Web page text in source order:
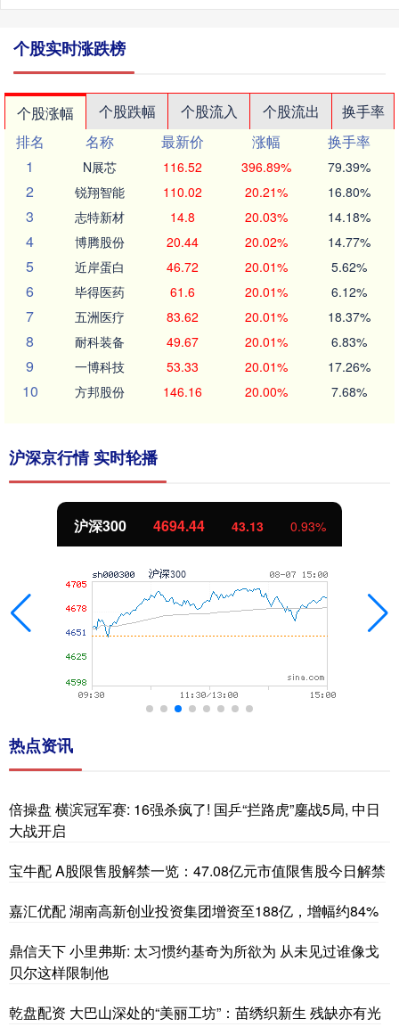
个股实时涨跌榜
个股涨幅 个股跌幅 个股流入 个股流出
换手率
排名
名称 最新价 涨幅
换手率
1
N展芯 116.52 396.89% 79.39%
2 锐翔智能 110.02 20.21% 16.80%
3 志特新材 14.8 20.03% 14.18%
4 博腾股份 20.44 20.02% 14.77%
5 近岸蛋白 46.72 20.01% 5.62%
6 毕得医药 61.6 20.01% 6.12%
7 五洲医疗 83.62 20.01% 18.37%
8 耐科装备 49.67 20.01% 6.83%
9 一博科技 53.33 20.01% 17.26%
10 方邦股份 146.16 20.00% 7.68%
沪深京行情 实时轮播
北证50 1134.24 11.37 1.01%
热点资讯
倍操盘 横滨冠军赛: 16强杀疯了! 国乒“拦路虎”鏖战5局, 中日
大战开启
宝牛配 A股限售股解禁一览：47.08亿元市值限售股今日解禁
嘉汇优配 湖南高新创业投资集团增资至188亿，增幅约84%
鼎信天下 小里弗斯: 太习惯约基奇为所欲为 从未见过谁像戈
贝尔这样限制他
乾盘配资 大巴山深处的“美丽工坊”：苗绣织新生 残缺亦有光